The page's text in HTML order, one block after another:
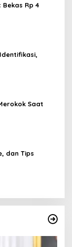
Rp 4
Saat
dan Tips